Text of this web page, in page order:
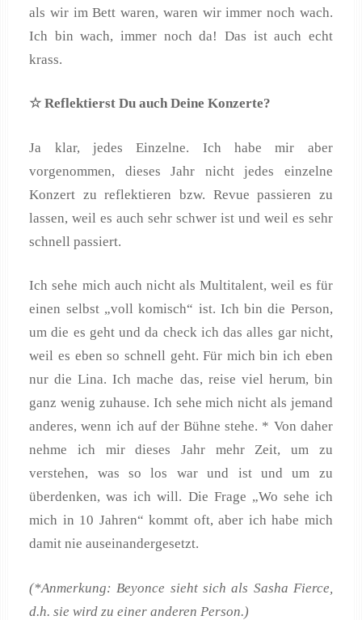
als wir im Bett waren, waren wir immer noch wach.
Ich bin wach, immer noch da! Das ist auch echt
krass.
☆ Reflektierst Du auch Deine Konzerte?
Ja klar, jedes Einzelne. Ich habe mir aber
vorgenommen, dieses Jahr nicht jedes einzelne
Konzert zu reflektieren bzw. Revue passieren zu
lassen, weil es auch sehr schwer ist und weil es sehr
schnell passiert.
Ich sehe mich auch nicht als Multitalent, weil es für
einen selbst „voll komisch“ ist. Ich bin die Person,
um die es geht und da check ich das alles gar nicht,
weil es eben so schnell geht. Für mich bin ich eben
nur die Lina. Ich mache das, reise viel herum, bin
ganz wenig zuhause. Ich sehe mich nicht als jemand
anderes, wenn ich auf der Bühne stehe. * Von daher
nehme ich mir dieses Jahr mehr Zeit, um zu
verstehen, was so los war und ist und um zu
überdenken, was ich will. Die Frage „Wo sehe ich
mich in 10 Jahren“ kommt oft, aber ich habe mich
damit nie auseinandergesetzt.
(*Anmerkung: Beyonce sieht sich als Sasha Fierce,
d.h. sie wird zu einer anderen Person.)